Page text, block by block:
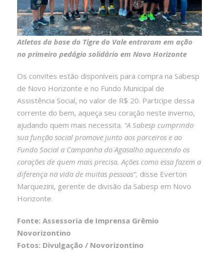
Atletas da base do Tigre do Vale entraram em ação
no primeiro pedágio solidário em Novo Horizonte
Os convites estão disponíveis para compra na Sabesp
de Novo Horizonte e no Fundo Municipal de
Assistência Social, no valor de R$ 20. Participe dessa
corrente do bem, aqueça seu coração neste inverno,
ajudando quem mais necessita. “A Sabesp cumprindo
sua função social promove junto aos parceiros e ao
Fundo Social a Campanha do Agasalho aquecendo os
corações de quem mais precisa. Ações como essa fazem a
diferença na vida de muitas pessoas”, disse Everton
Marquezini, gerente de divisão da Sabesp em Novo
Horizonte.
Fonte: Assessoria de Imprensa Grêmio
Novorizontino
Fotos: Divulgação / Novorizontino